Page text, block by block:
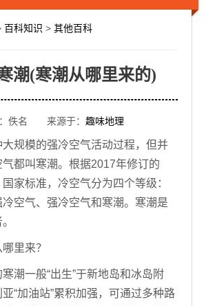
百科知识 > 其他百科
潮(寒潮从哪里来的)
佚名 来源于： 趣味地理
大规模的强冷空气活动过程，但并
都叫寒潮。根据2017年修订的
国家标准，冷空气分为四个等级：
空气、强冷空气和寒潮。寒潮是
里来？
潮一般“出生”于新地岛和冰岛附
“加油站”累积加强，可通过多种路